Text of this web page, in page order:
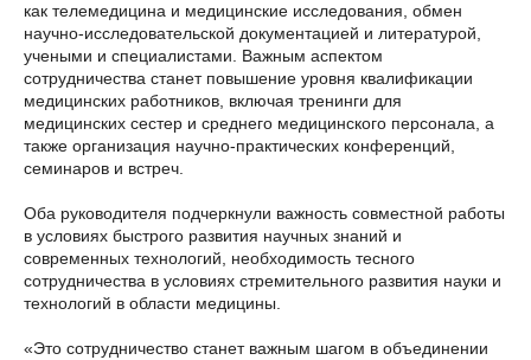
как телемедицина и медицинские исследования, обмен
научно-исследовательской документацией и литературой,
учеными и специалистами. Важным аспектом
сотрудничества станет повышение уровня квалификации
медицинских работников, включая тренинги для
медицинских сестер и среднего медицинского персонала, а
также организация научно-практических конференций,
семинаров и встреч.
Оба руководителя подчеркнули важность совместной работы
в условиях быстрого развития научных знаний и
современных технологий, необходимость тесного
сотрудничества в условиях стремительного развития науки и
технологий в области медицины.
«Это сотрудничество станет важным шагом в объединении